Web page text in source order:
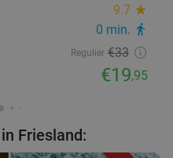
9.7 star
0 min. directions_walk
Regulier €33
€19,95
Friesland: